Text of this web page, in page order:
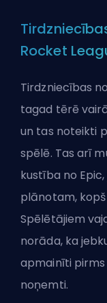
Rocket
Tirdzniecības
tagad tērē
un tas noteikti
spēlē. Tas arī
kustība no
plānotam,
Spēlētājiem
norāda, ka
apmainīti pirms
noņemti.